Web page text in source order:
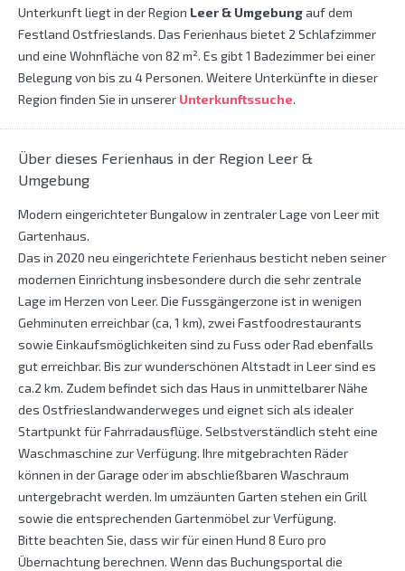
Unterkunft liegt in der Region Leer & Umgebungauf dem
Festland Ostfrieslands. Das Ferienhaus bietet 2 Schlafzimmer
und eine Wohnfläche von 82 m². Es gibt 1 Badezimmer bei einer
Belegung von bis zu 4 Personen. Weitere Unterkünfte in dieser
Region finden Sie in unserer Unterkunftssuche.
Über dieses Ferienhaus in der Region Leer &
Umgebung
Modern eingerichteter Bungalow in zentraler Lage von Leer mit
Gartenhaus.
Das in 2020 neu eingerichtete Ferienhaus besticht neben seiner
modernen Einrichtung insbesondere durch die sehr zentrale
Lage im Herzen von Leer. Die Fussgängerzone ist in wenigen
Gehminuten erreichbar (ca, 1 km), zwei Fastfoodrestaurants
sowie Einkaufsmöglichkeiten sind zu Fuss oder Rad ebenfalls
gut erreichbar. Bis zur wunderschönen Altstadt in Leer sind es
ca.2 km. Zudem befindet sich das Haus in unmittelbarer Nähe
des Ostfrieslandwanderweges und eignet sich als idealer
Startpunkt für Fahrradausflüge. Selbstverständlich steht eine
Waschmaschine zur Verfügung. Ihre mitgebrachten Räder
können in der Garage oder im abschließbaren Waschraum
untergebracht werden. Im umzäunten Garten stehen ein Grill
sowie die entsprechenden Gartenmöbel zur Verfügung.
Bitte beachten Sie, dass wir für einen Hund 8 Euro pro
Übernachtung berechnen. Wenn das Buchungsportal die